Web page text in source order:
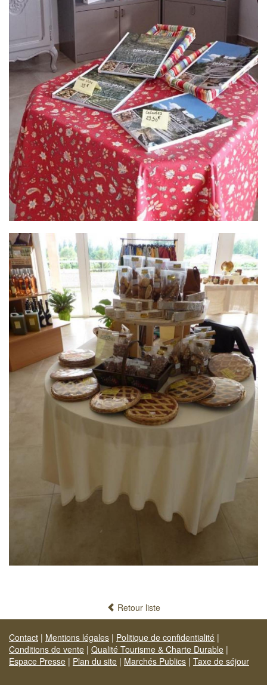
Retour liste
Contact | Mentions légales | Politique de confidentialité |
Conditions de vente | Qualité Tourisme & Charte Durable |
Espace Presse | Plan du site | Marchés Publics | Taxe de séjour